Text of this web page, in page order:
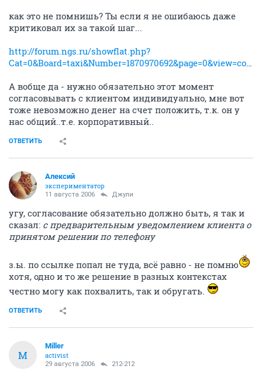
как это не помнишь? Ты если я не ошибаюсь даже
критиковал их за такой шаг...
http://forum.ngs.ru/showflat.php?
Cat=0&Board=taxi&Number=1870970692&page=0&view=collapsed&sb=5&o=&fpart=76
А вобще да - нужно обязательно этот момент
согласовывать с клиентом индивидуально, мне вот
тоже невозможно денег на счет положить, т.к. он у
нас общий..т.е. корпоративный..
ОТВЕТИТЬ
Алексий
экспериментатор
11 августа 2006 Джули
угу, согласование обязательно должно быть, я так и
сказал: с предварительным уведомлением клиента о
принятом решении по телефону
з.ы. по ссылке попал не туда, всё равно - не помню
хотя, одно и то же решение в разных контекстах
честно могу как похвалить, так и обругать.
ОТВЕТИТЬ
M
Miller
activist
29 августа 2006 212-212